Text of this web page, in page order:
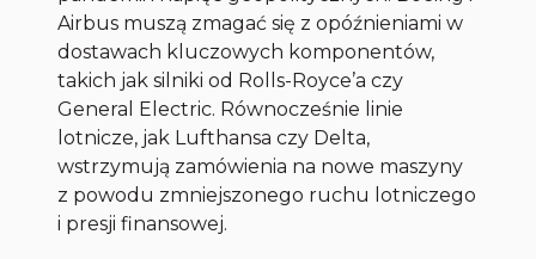
Airbus muszą zmagać się z opóźnieniami w
dostawach kluczowych komponentów,
takich jak silniki od Rolls-Royce’a czy
General Electric. Równocześnie linie
lotnicze, jak Lufthansa czy Delta,
wstrzymują zamówienia na nowe maszyny
z powodu zmniejszonego ruchu lotniczego
i presji finansowej.